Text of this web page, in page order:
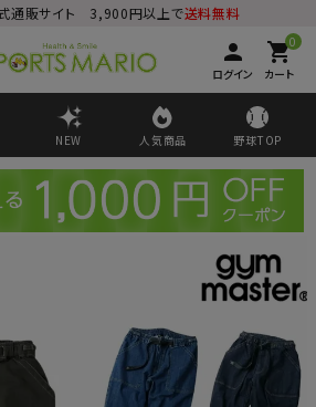
通販サイト 3,900円以上で送料無料
person
ログイン
0
shopping_cart
カート
NEW 人気商品 野球TOP